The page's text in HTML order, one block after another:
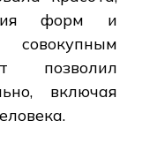
форм и
позволил
включая